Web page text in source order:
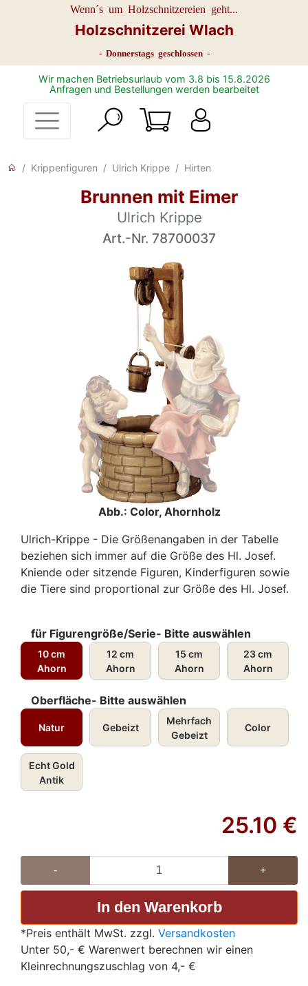
Wenn´s um Holzschnitzereien geht...
Holzschnitzerei Wlach
- Donnerstags geschlossen -
Wir machen Betriebsurlaub vom 3.8 bis 15.8.2026
Anfragen und Bestellungen werden bearbeitet
Krippenfiguren Ulrich Krippe Hirten
Brunnen mit Eimer
Ulrich Krippe
Art.-Nr. 78700037
Abb.: Color, Ahornholz
Ulrich-Krippe - Die Größenangaben in der Tabelle
beziehen sich immer auf die Größe des Hl. Josef.
Kniende oder sitzende Figuren, Kinderfiguren sowie
die Tiere sind proportional zur Größe des Hl. Josef.
für Figurengröße/Serie- Bitte auswählen
10 cm
Ahorn
12 cm
Ahorn
15 cm
Ahorn
23 cm
Ahorn
Oberfläche- Bitte auswählen
Natur Gebeizt
Mehrfach
Gebeizt
Color
Echt Gold
Antik
25.10 €
- +
*Preis enthält MwSt. zzgl. Versandkosten
Unter 50,- € Warenwert berechnen wir einen
Kleinrechnungszuschlag von 4,- €